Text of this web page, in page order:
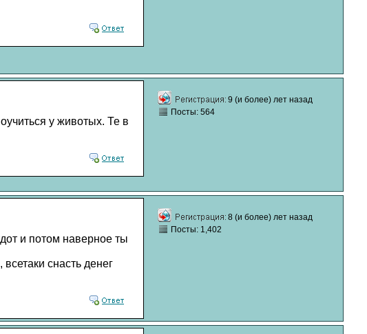
у животых. Те в
9 (и более) лет назад
Посты: 564
и потом наверное ты
снасть денег
8 (и более) лет назад
Посты: 1,402